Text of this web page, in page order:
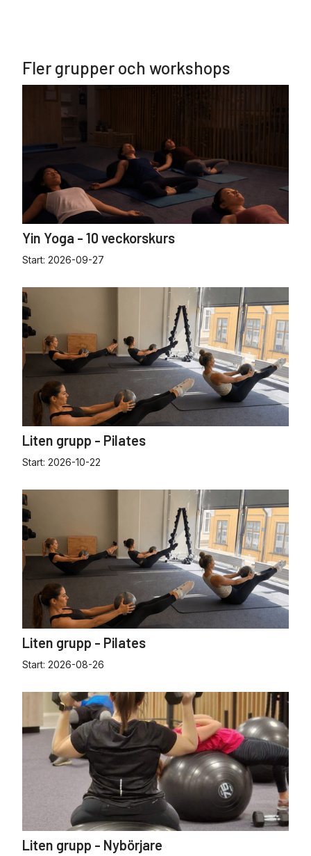
Fler grupper och workshops
Yin Yoga - 10 veckorskurs
Start: 2026-09-27
Liten grupp - Pilates
Start: 2026-10-22
Liten grupp - Pilates
Start: 2026-08-26
Liten grupp - Nybörjare